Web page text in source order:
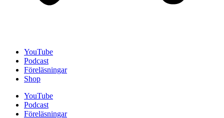
YouTube
Podcast
Föreläsningar
Shop
YouTube
Podcast
Föreläsningar